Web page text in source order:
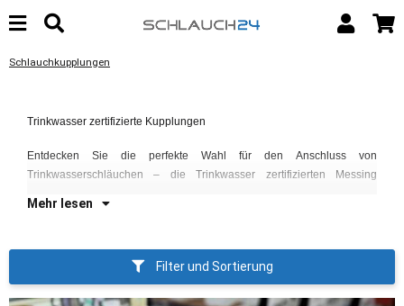
Schlauchkupplungen
Trinkwasser zertifizierte Kupplungen
Entdecken Sie die perfekte Wahl für den Anschluss von
Trinkwasserschläuchen – die Trinkwasser zertifizierten Messing
Mehr lesen
Filter und Sortierung